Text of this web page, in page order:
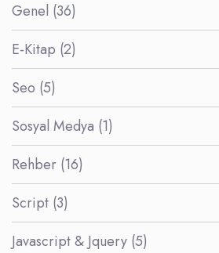
Genel (36)
E-Kitap (2)
Seo (5)
Sosyal Medya (1)
Rehber (16)
Script (3)
Javascript & Jquery (5)